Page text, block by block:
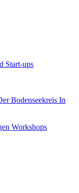
Start-ups
Bodenseekreis In
Workshops